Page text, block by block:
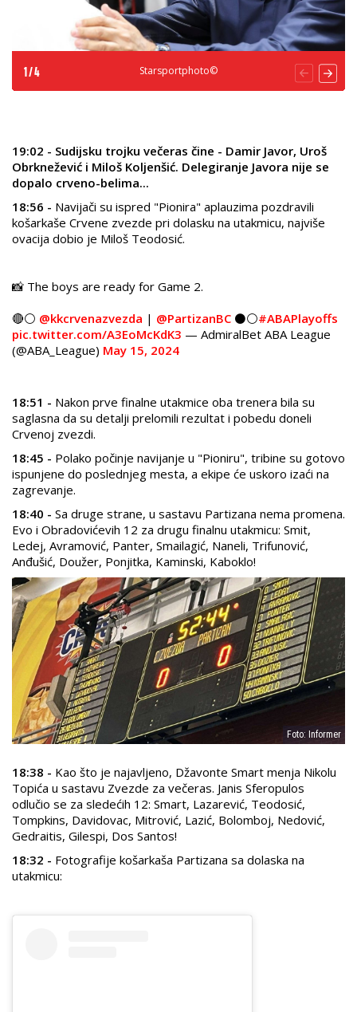
Starsportphoto©
1 /4
19:02 - Sudijsku trojku večeras čine - Damir Javor, Uroš
Obrknežević i Miloš Koljenšić. Delegiranje Javora nije se
dopalo crveno-belima...
18:56 - Navijači su ispred "Pionira" aplauzima pozdravili
košarkaše Crvene zvezde pri dolasku na utakmicu, najviše
ovacija dobio je Miloš Teodosić.
📸 The boys are ready for Game 2.
🔴⚪️ @kkcrvenazvezda | @PartizanBC ⚫️⚪️#ABAPlayoffs
pic.twitter.com/A3EoMcKdK3 — AdmiralBet ABA League
(@ABA_League) May 15, 2024
18:51 - Nakon prve finalne utakmice oba trenera bila su
saglasna da su detalji prelomili rezultat i pobedu doneli
Crvenoj zvezdi.
18:45 - Polako počinje navijanje u "Pioniru", tribine su gotovo
ispunjene do poslednjeg mesta, a ekipe će uskoro izaći na
zagrevanje.
18:40 - Sa druge strane, u sastavu Partizana nema promena.
Evo i Obradovićevih 12 za drugu finalnu utakmicu: Smit,
Ledej, Avramović, Panter, Smailagić, Naneli, Trifunović,
Anđušić, Doužer, Ponjitka, Kaminski, Kaboklo!
Foto: Informer
18:38 - Kao što je najavljeno, Džavonte Smart menja Nikolu
Topića u sastavu Zvezde za večeras. Janis Sferopulos
odlučio se za sledećih 12: Smart, Lazarević, Teodosić,
Tompkins, Davidovac, Mitrović, Lazić, Bolomboj, Nedović,
Gedraitis, Gilespi, Dos Santos!
18:32 - Fotografije košarkaša Partizana sa dolaska na
utakmicu: